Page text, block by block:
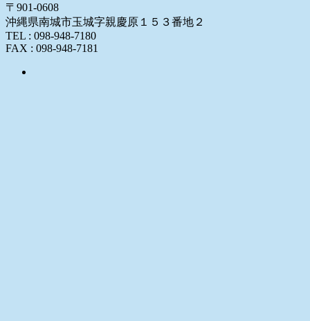
〒901-0608
沖縄県南城市玉城字親慶原１５３番地２
TEL : 098-948-7180
FAX : 098-948-7181